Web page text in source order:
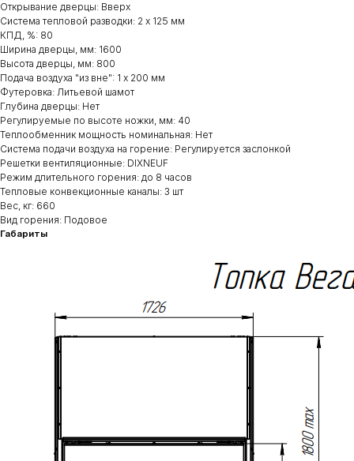
Открывание дверцы: Вверх
Система тепловой разводки: 2 х 125 мм
КПД, %: 80
Ширина дверцы, мм: 1600
Высота дверцы, мм: 800
Подача воздуха "из вне": 1 х 200 мм
Футеровка: Литьевой шамот
Глубина дверцы: Нет
Регулируемые по высоте ножки, мм: 40
Теплообменник мощность номинальная: Нет
Система подачи воздуха на горение: Регулируется заслонкой
Решетки вентиляционные: DIXNEUF
Режим длительного горения: до 8 часов
Тепловые конвекционные каналы: 3 шт
Вес, кг: 660
Вид горения: Подовое
Габариты